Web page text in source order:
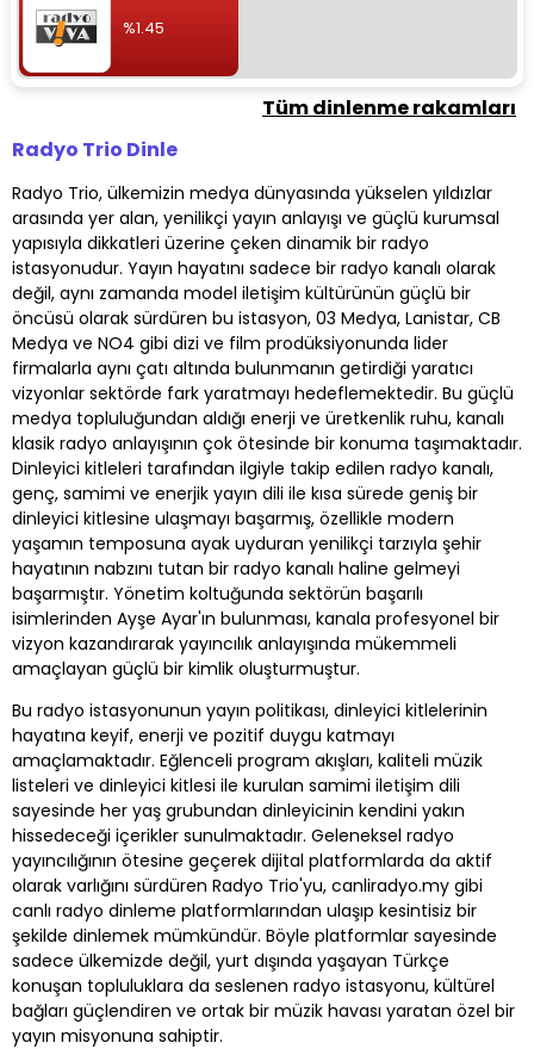
%1.45
Tüm dinlenme rakamları
Radyo Trio Dinle
Radyo Trio, ülkemizin medya dünyasında yükselen yıldızlar
arasında yer alan, yenilikçi yayın anlayışı ve güçlü kurumsal
yapısıyla dikkatleri üzerine çeken dinamik bir radyo
istasyonudur. Yayın hayatını sadece bir radyo kanalı olarak
değil, aynı zamanda model iletişim kültürünün güçlü bir
öncüsü olarak sürdüren bu istasyon, 03 Medya, Lanistar, CB
Medya ve NO4 gibi dizi ve film prodüksiyonunda lider
firmalarla aynı çatı altında bulunmanın getirdiği yaratıcı
vizyonlar sektörde fark yaratmayı hedeflemektedir. Bu güçlü
medya topluluğundan aldığı enerji ve üretkenlik ruhu, kanalı
klasik radyo anlayışının çok ötesinde bir konuma taşımaktadır.
Dinleyici kitleleri tarafından ilgiyle takip edilen radyo kanalı,
genç, samimi ve enerjik yayın dili ile kısa sürede geniş bir
dinleyici kitlesine ulaşmayı başarmış, özellikle modern
yaşamın temposuna ayak uyduran yenilikçi tarzıyla şehir
hayatının nabzını tutan bir radyo kanalı haline gelmeyi
başarmıştır. Yönetim koltuğunda sektörün başarılı
isimlerinden Ayşe Ayar'ın bulunması, kanala profesyonel bir
vizyon kazandırarak yayıncılık anlayışında mükemmeli
amaçlayan güçlü bir kimlik oluşturmuştur.
Bu radyo istasyonunun yayın politikası, dinleyici kitlelerinin
hayatına keyif, enerji ve pozitif duygu katmayı
amaçlamaktadır. Eğlenceli program akışları, kaliteli müzik
listeleri ve dinleyici kitlesi ile kurulan samimi iletişim dili
sayesinde her yaş grubundan dinleyicinin kendini yakın
hissedeceği içerikler sunulmaktadır. Geleneksel radyo
yayıncılığının ötesine geçerek dijital platformlarda da aktif
olarak varlığını sürdüren Radyo Trio'yu, canliradyo.my gibi
canlı radyo dinleme platformlarından ulaşıp kesintisiz bir
şekilde dinlemek mümkündür. Böyle platformlar sayesinde
sadece ülkemizde değil, yurt dışında yaşayan Türkçe
konuşan topluluklara da seslenen radyo istasyonu, kültürel
bağları güçlendiren ve ortak bir müzik havası yaratan özel bir
yayın misyonuna sahiptir.